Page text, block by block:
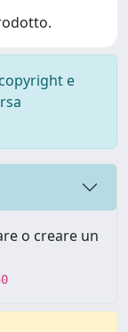
e
o creare un